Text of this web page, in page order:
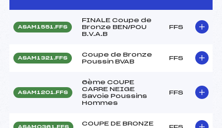
ASAM1551.FFS
FINALE Coupe de
Bronze BEN/POU
B.V.A.B
FFS
ASAM1321.FFS
Coupe de Bronze
Poussin BVAB
FFS
ASAM1201.FFS
6ème COUPE
CARRE NEIGE
Savoie Poussins
Hommes
FFS
ASAM0361.FFS
COUPE DE BRONZE
FFS